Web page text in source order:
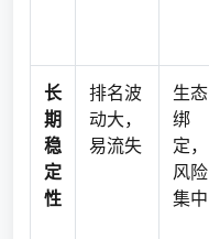
长
期
稳
定
性
排名波
动大，
易流失
生态
绑
定，
风险
集中